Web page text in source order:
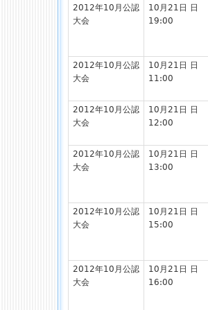
2012年10月公認
大会
10月21日 日
19:00
2012年10月公認
大会
10月21日 日
11:00
2012年10月公認
大会
10月21日 日
12:00
2012年10月公認
大会
10月21日 日
13:00
2012年10月公認
大会
10月21日 日
15:00
2012年10月公認
大会
10月21日 日
16:00